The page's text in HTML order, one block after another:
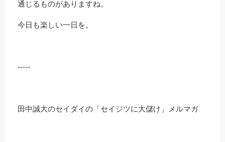
通じるものがありますね。
今日も楽しい一日を。
-----
田中誠大のセイダイの「セイジツに大儲け」メルマガ